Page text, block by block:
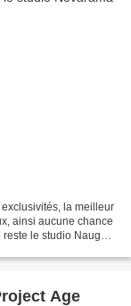
la meilleur
ainsi aucune chance
le studio Naughty
Age